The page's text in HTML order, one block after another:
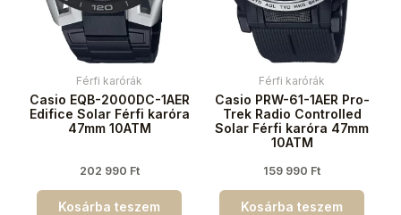
Férfi karórák
Casio EQB-2000DC-1AER
Edifice Solar Férfi karóra
47mm 10ATM
202 990 Ft
Kosárba teszem
Férfi karórák
Casio PRW-61-1AER Pro-
Trek Radio Controlled
Solar Férfi karóra 47mm
10ATM
159 990 Ft
Kosárba teszem